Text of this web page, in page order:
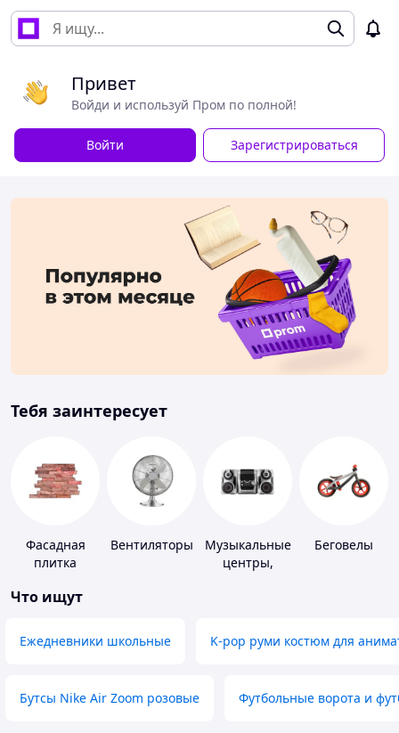
Привет
Войди и используй Пром по полной!
Войти Зарегистрироваться
Тебя заинтересует
Фасадная
плитка
Вентиляторы
Музыкальные
центры,
Беговелы
Что ищут
Ежедневники школьные K-pop руми костюм для
Бутсы Nike Air Zoom розовые Футбольные ворота и